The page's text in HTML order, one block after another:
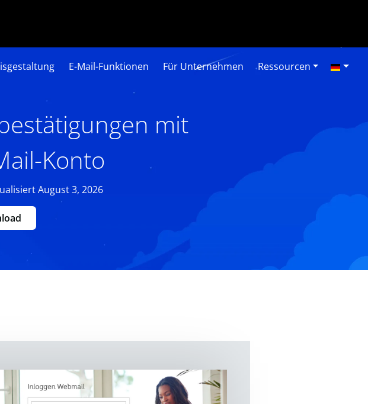
E-Mail-Funktionen Für Unternehmen Ressourcen
mit
Konto
August 3, 2026